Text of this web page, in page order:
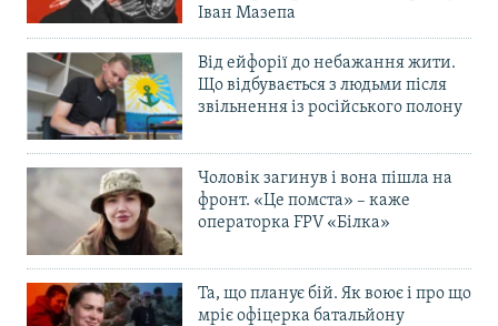
Іван Мазепа
Від ейфорії до небажання жити.
Що відбувається з людьми після
звільнення із російського полону
Чоловік загинув і вона пішла на
фронт. «Це помста» – каже
операторка FPV «Білка»
Та, що планує бій. Як воює і про що
мріє офіцерка батальйону